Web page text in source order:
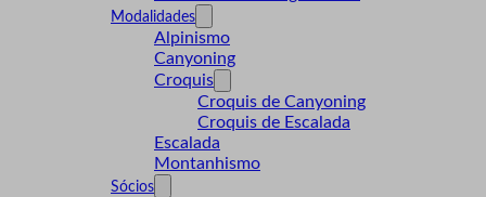
Modalidades
Alpinismo
Canyoning
Croquis
Croquis de Canyoning
Croquis de Escalada
Escalada
Montanhismo
Sócios